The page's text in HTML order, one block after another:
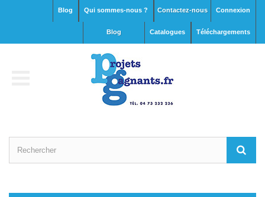
Connexion
Contactez-nous
Qui sommes-nous ?
Blog
Téléchargements
Catalogues
blog